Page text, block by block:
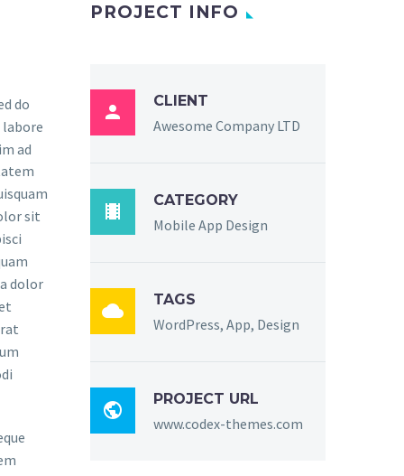
do
ad
sit
dolor
PROJECT INFO

CLIENT
Awesome Company LTD

CATEGORY
Mobile App Design

TAGS
WordPress, App, Design

PROJECT URL
www.codex-themes.com